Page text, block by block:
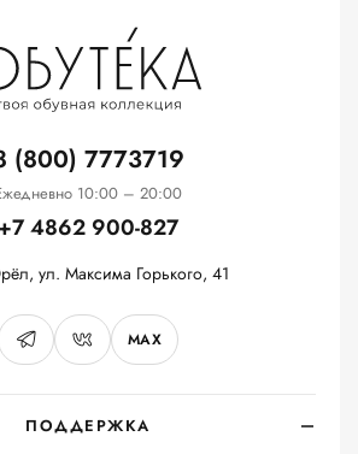
ПОДДЕРЖКА
(800) 7773719
10:00 – 20:00
+7 4862 900-827
ул. Максима Горького, 41
MAX